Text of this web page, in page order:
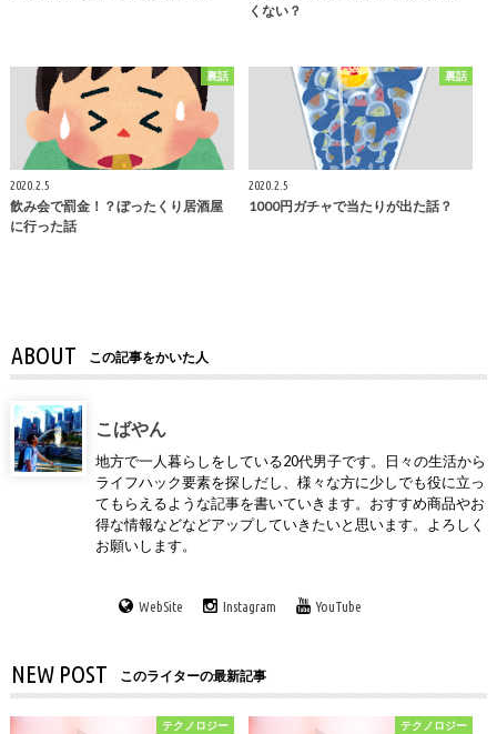
くない？
裏話
2020.2.5
飲み会で罰金！？ぼったくり居酒屋
に行った話
裏話
2020.2.5
1000円ガチャで当たりが出た話？
ABOUT この記事をかいた人
こばやん
地方で一人暮らしをしている20代男子です。日々の生活から
ライフハック要素を探しだし、様々な方に少しでも役に立っ
てもらえるような記事を書いていきます。おすすめ商品やお
得な情報などなどアップしていきたいと思います。よろしく
お願いします。
WebSite Instagram YouTube
NEW POST このライターの最新記事
テクノロジー テクノロジー